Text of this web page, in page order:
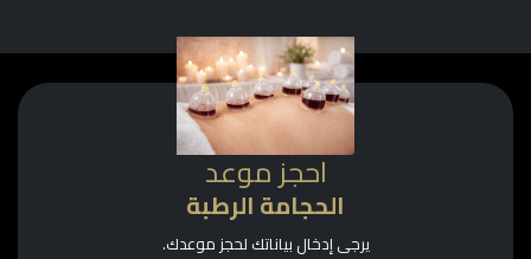
احجز موعد
الحجامة الرطبة
يرجى إدخال بياناتك لحجز موعدك.